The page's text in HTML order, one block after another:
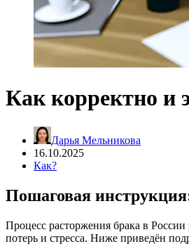
Как корректно и
Дарья Мельникова
16.10.2025
Как?
Пошаговая
Процесс расторжения брака в
потерь и стресса. Ниже приведён